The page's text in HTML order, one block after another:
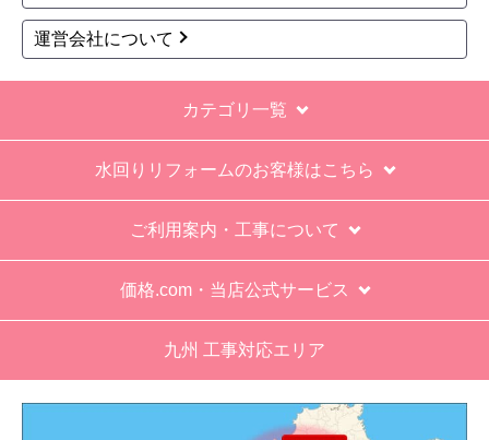
運営会社について
カテゴリ一覧
水回りリフォームのお客様はこちら
ご利用案内・工事について
価格.com・当店公式サービス
九州 工事対応エリア